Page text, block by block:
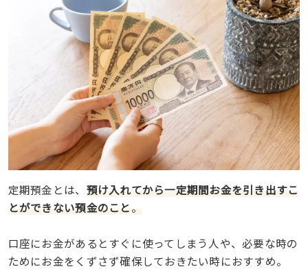
定期預金とは、 預け入れてから一定期間お金を引き出すこ
とができない預金のこと。
口座にお金があるとすぐに使ってしまう人や、必要な時の
ためにお金をくずさず確保しておきたい時におすすめ。